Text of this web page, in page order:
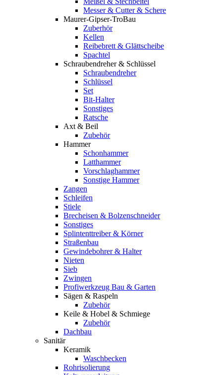
Messer & Cutter & Schere
Maurer-Gipser-TroBau
Zuberhör
Kellen
Reibebrett & Glättscheibe
Spachtel
Schraubendreher & Schlüssel
Schraubendreher
Schlüssel
Set
Bit-Halter
Sonstiges
Ratsche
Axt & Beil
Zubehör
Hammer
Schonhammer
Latthammer
Vorschlaghammer
Sonstige Hammer
Zangen
Schleifen
Stiele
Brecheisen & Bolzenschneider
Sonstiges
Splintenttreiber & Körner
Straßenbau
Gewindebohrer & Halter
Nieten
Sieb
Zwingen
Profiwerkzeug Bau & Garten
Sägen & Raspeln
Zubehör
Keile & Hobel & Schmiege
Zubehör
Dachbau
Sanitär
Keramik
Waschbecken
Rohrisolierung